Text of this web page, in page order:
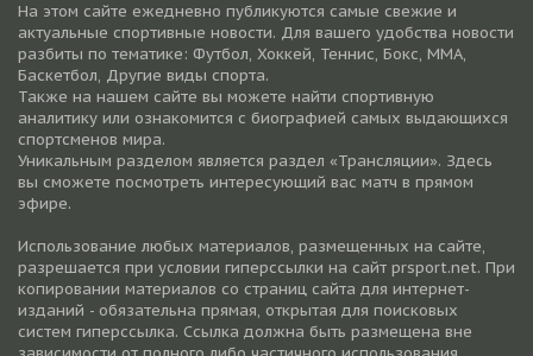
На этом сайте ежедневно публикуются самые свежие и
актуальные спортивные новости. Для вашего удобства новости
разбиты по тематике: Футбол, Хоккей, Теннис, Бокс, ММА,
Баскетбол, Другие виды спорта.
Также на нашем сайте вы можете найти спортивную
аналитику или ознакомится с биографией самых выдающихся
спортсменов мира.
Уникальным разделом является раздел «Трансляции». Здесь
вы сможете посмотреть интересующий вас матч в прямом
эфире.
Использование любых материалов, размещенных на сайте,
разрешается при условии гиперссылки на cайт prsport.net. При
копировании материалов со страниц сайта для интернет-
изданий - обязательна прямая, открытая для поисковых
систем гиперссылка. Ссылка должна быть размещена вне